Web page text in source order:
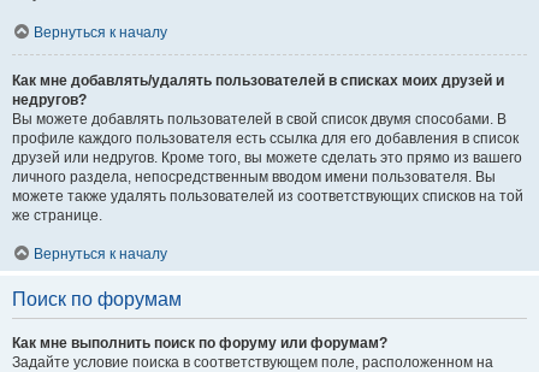
Вернуться к началу
Как мне добавлять/удалять пользователей в списках моих друзей и
недругов?
Вы можете добавлять пользователей в свой список двумя способами. В
профиле каждого пользователя есть ссылка для его добавления в список
друзей или недругов. Кроме того, вы можете сделать это прямо из вашего
личного раздела, непосредственным вводом имени пользователя. Вы
можете также удалять пользователей из соответствующих списков на той
же странице.
Вернуться к началу
Поиск по форумам
Как мне выполнить поиск по форуму или форумам?
Задайте условие поиска в соответствующем поле, расположенном на